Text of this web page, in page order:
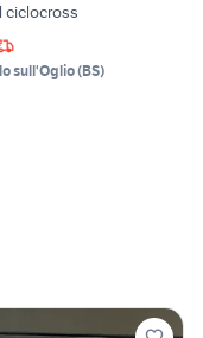
ciclocross
sull'Oglio(BS)